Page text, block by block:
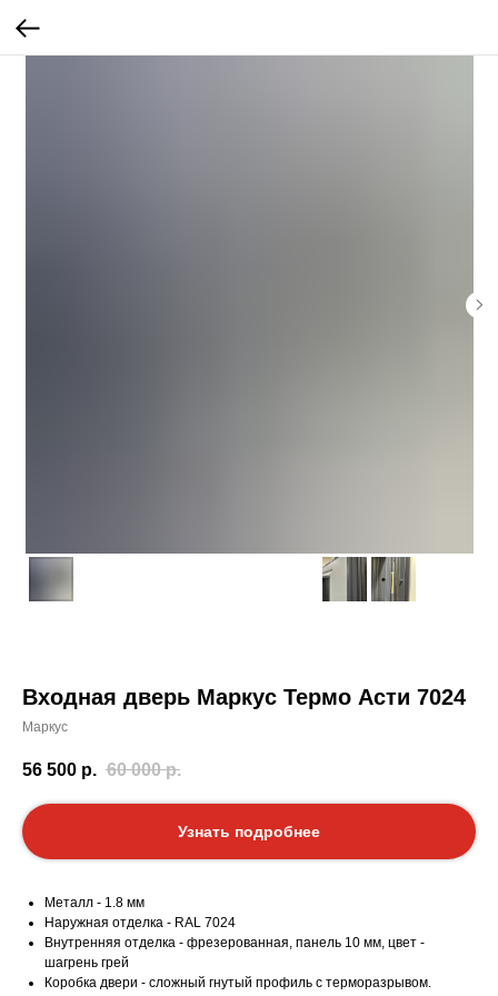
Входная дверь Маркус Термо Асти 7024
Маркус
56 500 р. 60 000 р.
Узнать подробнее
Металл - 1.8 мм
Наружная отделка - RAL 7024
Внутренняя отделка - фрезерованная, панель 10 мм, цвет -
шагрень грей
Коробка двери - сложный гнутый профиль с терморазрывом.